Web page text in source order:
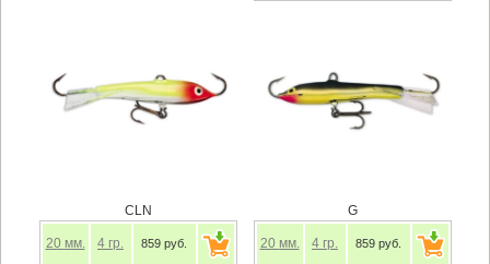
CLN
20 мм. 4 гр. 859 руб.
G
20 мм. 4 гр. 859 руб.